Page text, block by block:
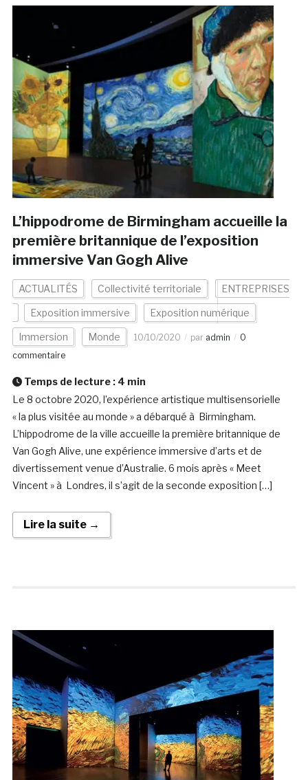
L’hippodrome de Birmingham accueille la
première britannique de l’exposition
immersive Van Gogh Alive
ACTUALITÉS Collectivité territoriale ENTREPRISES
Exposition immersive Exposition numérique
Immersion Monde 10/10/2020 par admin
0
commentaire
Temps de lecture : 4 min
Le 8 octobre 2020, l’expérience artistique multisensorielle
« la plus visitée au monde » a débarqué à Birmingham.
L’hippodrome de la ville accueille la première britannique de
Van Gogh Alive, une expérience immersive d’arts et de
divertissement venue d’Australie. 6 mois après « Meet
Vincent » à Londres, il s’agit de la seconde exposition […]
Lire la suite →